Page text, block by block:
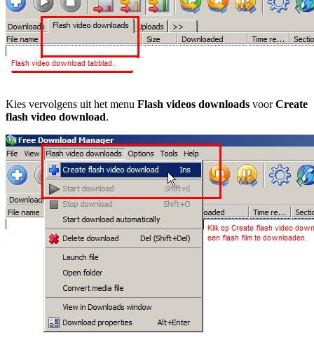
Kies vervolgens uit het menu Flash videos downloads voorCreate
flash video download.